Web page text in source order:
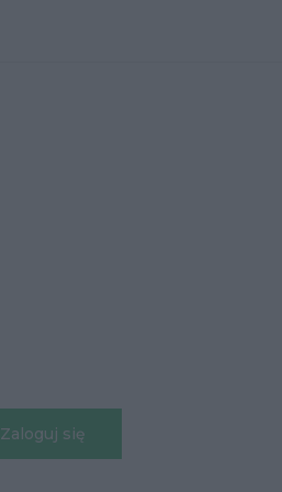
Zaloguj się